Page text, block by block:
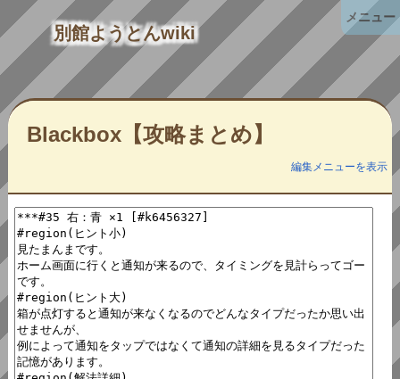
別館ようとんwiki
Blackbox【攻略まとめ】
編集メニューを表示
メニュー